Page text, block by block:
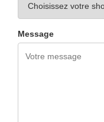
Message